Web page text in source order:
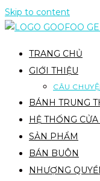
Skip to content
TRANG CHỦ
GIỚI THIỆU
CÂU
BÁNH TRUNG
HỆ THỐNG
SẢN PHẨM
BÁN BUÔN
NHƯỢNG